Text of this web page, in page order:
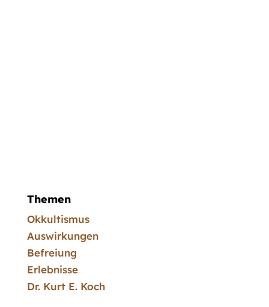
Themen
Okkultismus
Auswirkungen
Befreiung
Erlebnisse
Dr. Kurt E. Koch